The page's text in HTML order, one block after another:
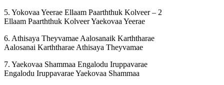
5. Yokovaa Yeerae Ellaam Paarththuk Kolveer – 2
Ellaam Paarththuk Kolveer Yaekovaa Yeerae
6. Athisaya Theyvamae Aalosanaik Karththarae
Aalosanai Karththarae Athisaya Theyvamae
7. Yaekovaa Shammaa Engalodu Iruppavarae
Engalodu Iruppavarae Yaekovaa Shammaa